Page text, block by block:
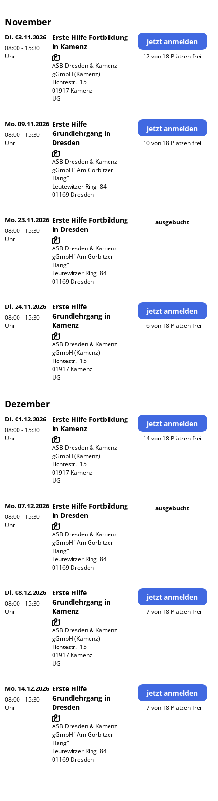
November
Di. 03.11.2026
08:00 - 15:30
Uhr
Erste Hilfe Fortbildung
in Kamenz
ASB Dresden & Kamenz
gGmbH (Kamenz)
Fichtestr.  15
01917 Kamenz
UG
jetzt anmelden
12 von 18 Plätzen frei
Mo. 09.11.2026
08:00 - 15:30
Uhr
Erste Hilfe
Grundlehrgang in
Dresden
ASB Dresden & Kamenz
gGmbH "Am Gorbitzer
Hang"
Leutewitzer Ring  84
jetzt anmelden
10 von 18 Plätzen frei
Mo. 23.11.2026
08:00 - 15:30
Uhr
Erste Hilfe Fortbildung
in Dresden
ASB Dresden & Kamenz
gGmbH "Am Gorbitzer
Hang"
Leutewitzer Ring  84
ausgebucht
Di. 24.11.2026
08:00 - 15:30
Uhr
Erste Hilfe
Grundlehrgang in
Kamenz
ASB Dresden & Kamenz
gGmbH (Kamenz)
Fichtestr.  15
01917 Kamenz
UG
jetzt anmelden
16 von 18 Plätzen frei
Dezember
Di. 01.12.2026
08:00 - 15:30
Uhr
Erste Hilfe Fortbildung
in Kamenz
ASB Dresden & Kamenz
gGmbH (Kamenz)
Fichtestr.  15
01917 Kamenz
UG
jetzt anmelden
14 von 18 Plätzen frei
Mo. 07.12.2026
08:00 - 15:30
Uhr
Erste Hilfe Fortbildung
in Dresden
ASB Dresden & Kamenz
gGmbH "Am Gorbitzer
Hang"
Leutewitzer Ring  84
ausgebucht
Di. 08.12.2026
08:00 - 15:30
Uhr
Erste Hilfe
Grundlehrgang in
Kamenz
ASB Dresden & Kamenz
gGmbH (Kamenz)
Fichtestr.  15
01917 Kamenz
UG
jetzt anmelden
17 von 18 Plätzen frei
Mo. 14.12.2026
08:00 - 15:30
Uhr
Erste Hilfe
Grundlehrgang in
Dresden
ASB Dresden & Kamenz
gGmbH "Am Gorbitzer
Hang"
Leutewitzer Ring  84
jetzt anmelden
17 von 18 Plätzen frei